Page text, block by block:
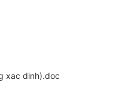
xac dinh).doc